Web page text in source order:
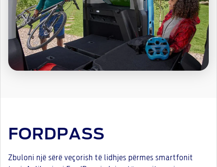
FORDPASS
Zbuloni një sërë veçorish të lidhjes përmes smartfonit